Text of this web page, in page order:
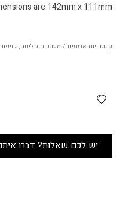
are 142mm x 111mm.
קטגוריותאגזוזים / מערכות פליטה,
יש לכם שאלות? דברו